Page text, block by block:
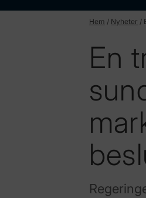
Hem / Nyheter /
En